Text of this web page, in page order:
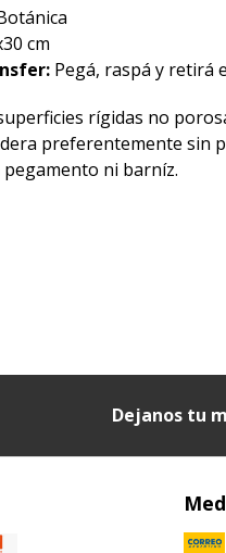
cm
Pegá, raspá y retirá
rígidas no
preferentemente sin
ni barníz.
Dejanos tu